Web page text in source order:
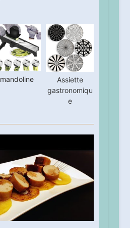
mandoline
Assiette
gastronomiqu
e